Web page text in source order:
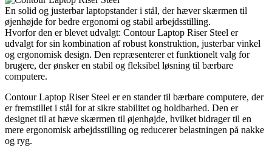
En solid og justerbar laptopstander i stål, der hæver skærmen til
øjenhøjde for bedre ergonomi og stabil arbejdsstilling.
Hvorfor den er blevet udvalgt: Contour Laptop Riser Steel er
udvalgt for sin kombination af robust konstruktion, justerbar vinkel
og ergonomisk design. Den repræsenterer et funktionelt valg for
brugere, der ønsker en stabil og fleksibel løsning til bærbare
computere.
Contour Laptop Riser Steel er en stander til bærbare computere, der
er fremstillet i stål for at sikre stabilitet og holdbarhed. Den er
designet til at hæve skærmen til øjenhøjde, hvilket bidrager til en
mere ergonomisk arbejdsstilling og reducerer belastningen på nakke
og ryg.